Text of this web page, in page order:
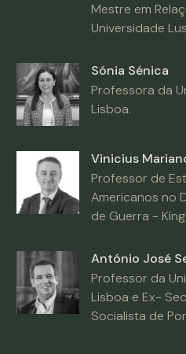
Mestre em
Universidade
Sónia Sénica
Professora da
Lisboa.
Vinicius
Professor de
Americanos no
de Guerra -
António José
Professor da
Lisboa e Ex-
Socialista de